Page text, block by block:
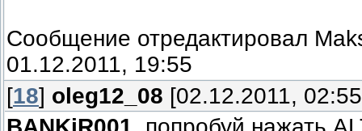
Сообщение отредактировал
01.12.2011, 19:55
[18] oleg12_08 [02.12.2011,